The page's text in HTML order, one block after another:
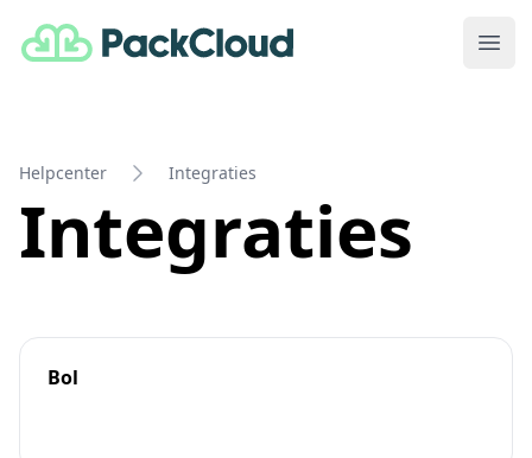
PackCloud
Helpcenter Integraties
Integraties
Bol